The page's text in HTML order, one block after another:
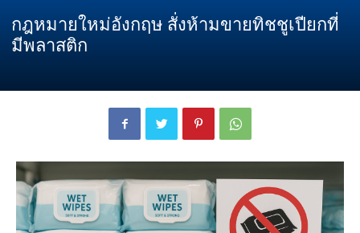
กฎหมายใหม่อังกฤษ สั่งห้ามขายทิชชูเปียกที่
มีพลาสติก